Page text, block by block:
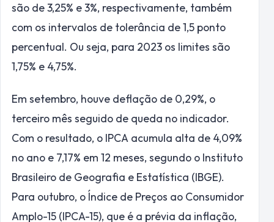
são de 3,25% e 3%, respectivamente, também
com os intervalos de tolerância de 1,5 ponto
percentual. Ou seja, para 2023 os limites são
1,75% e 4,75%.
Em setembro, houve deflação de 0,29%, o
terceiro mês seguido de queda no indicador.
Com o resultado, o IPCA acumula alta de 4,09%
no ano e 7,17% em 12 meses, segundo o Instituto
Brasileiro de Geografia e Estatística (IBGE).
Para outubro, o Índice de Preços ao Consumidor
Amplo-15 (IPCA-15), que é a prévia da inflação,